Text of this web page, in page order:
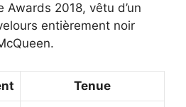
Awards 2018, vêtu d’un
entièrement noir
Tenue